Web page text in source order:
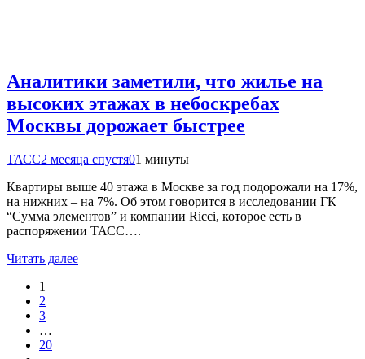
Аналитики заметили, что жилье на
высоких этажах в небоскребах
Москвы дорожает быстрее
ТАСС2 месяца спустя01 минуты
Квартиры выше 40 этажа в Москве за год подорожали на 17%,
на нижних – на 7%. Об этом говорится в исследовании ГК
“Сумма элементов” и компании Ricci, которое есть в
распоряжении ТАСС….
Читать далее
1
2
3
…
20